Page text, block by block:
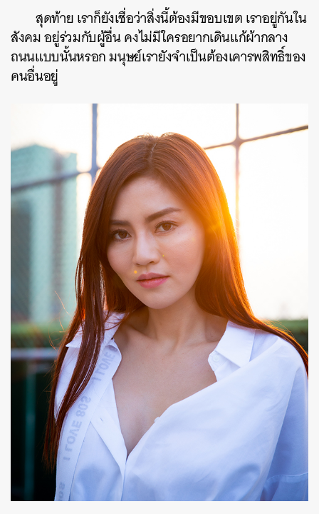
สุดท้าย เราก็ยังเชื่อว่าสิ่งนี้ต้องมีขอบเขต เราอยู่กันใน
สังคม อยู่ร่วมกับผู้อื่น คงไม่มีใครอยากเดินแก้ผ้ากลาง
ถนนแบบนั้นหรอก มนุษย์เรายังจำเป็นต้องเคารพสิทธิ์ของ
คนอื่นอยู่